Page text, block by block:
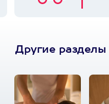
Другие разделы